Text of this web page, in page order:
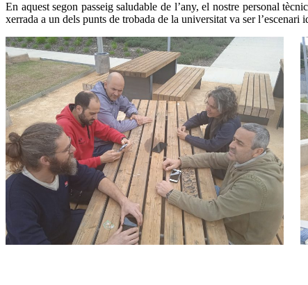
En aquest segon passeig saludable de l’any, el nostre personal
xerrada a un dels punts de trobada de la universitat va ser